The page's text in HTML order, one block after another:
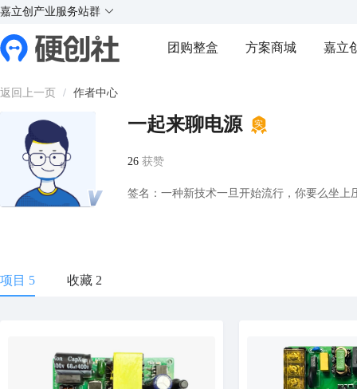
X
Y
X
Y
实
¥
实
实
实
嘉立创产业服务站群
团购整盒 方案商城 嘉立
返回上一页 / 作者中心
一起来聊电源
26 获赞
签名：一种新技术一旦开始流行，你要么坐上
项目 5 收藏 2